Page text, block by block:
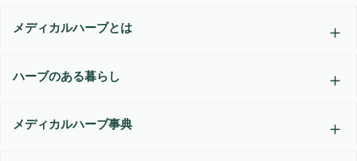
メディカルハーブとは
ハーブのある暮らし
メディカルハーブ事典